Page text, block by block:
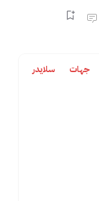
جهات سلايدر